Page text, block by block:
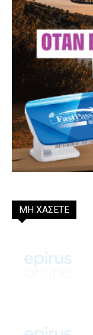
ΜΗ ΧΑΣΕΤΕ